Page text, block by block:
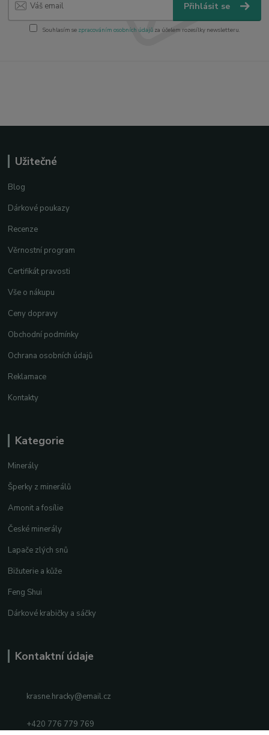
Přihlásit se
Souhlasím se zpracováním osobních údajůza účelem rozesílky newsletteru.
Užitečné
Blog
Dárkové poukazy
Recenze
Věrnostní program
Certifikát pravosti
Vše o nákupu
Ceny dopravy
Obchodní podmínky
Ochrana osobních údajů
Reklamace
Kontakty
Kategorie
Minerály
Šperky z minerálů
Amonit a fosílie
České minerály
Lapače zlých snů
Bižuterie a kůže
Feng Shui
Dárkové krabičky a sáčky
Kontaktní údaje
krasne.hracky@email.cz
+420 776 779 769